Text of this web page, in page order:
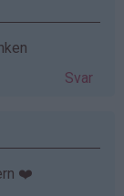
Svar
❤️